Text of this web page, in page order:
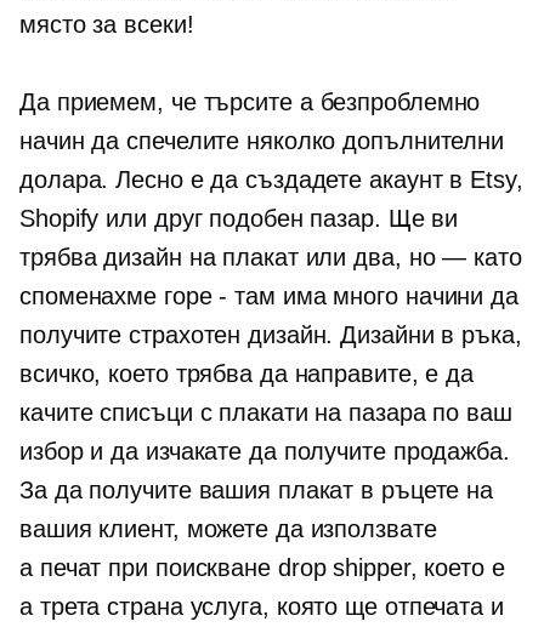
място за всеки!
Да приемем, че търсите a безпроблемно
начин да спечелите няколко допълнителни
долара. Лесно е да създадете акаунт в Etsy,
Shopify или друг подобен пазар. Ще ви
трябва дизайн на плакат или два, но — като
споменахме горе - там има много начини да
получите страхотен дизайн. Дизайни в ръка,
всичко, което трябва да направите, е да
качите списъци с плакати на пазара по ваш
избор и да изчакате да получите продажба.
За да получите вашия плакат в ръцете на
вашия клиент, можете да използвате
a печат при поискванеdrop shipper, което е
a трета странауслуга, която ще отпечата и